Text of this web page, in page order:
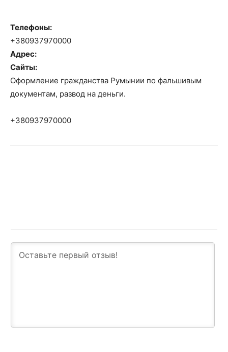
Телефоны:
+380937970000
Адрес:
Сайты:
Оформление гражданства Румынии по фальшивым
документам, развод на деньги.
+380937970000